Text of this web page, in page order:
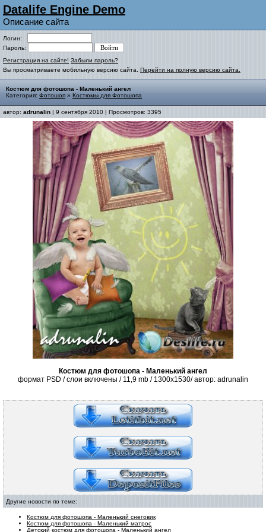
Datalife Engine Demo
Описание сайта
Логин:
Пароль:
Регистрация на сайте! Забыли пароль?
Вы просматриваете мобильную версию сайта. Перейти на полную версию сайта.
Костюм для фотошопа - Маленький ангел
Категория: Фотошоп » Костюмы для Фотошопа
автор: adrunalin | 9 сентября 2010 | Просмотров: 3395
Костюм для фотошопа - Маленький ангел
формат PSD / слои включены / 11,9 mb / 1300x1530/ автор: adrunalin
Другие новости по теме:
Костюм для фотошопа - Маленький снеговик
Костюм для фотошопа - Маленький матрос
Детский костюм для фотошопа - Маленький ангел